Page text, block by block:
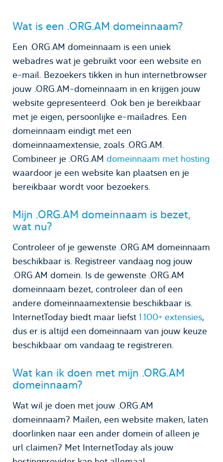
Wat is een .ORG.AM domeinnaam?
Een .ORG.AM domeinnaam is een uniek
webadres wat je gebruikt voor een website en
e-mail. Bezoekers tikken in hun internetbrowser
jouw .ORG.AM-domeinnaam in en krijgen jouw
website gepresenteerd. Ook ben je bereikbaar
met je eigen, persoonlijke e-mailadres. Een
domeinnaam eindigt met een
domeinnaamextensie, zoals .ORG.AM.
Combineer je .ORG.AM domeinnaam met hosting
waardoor je een website kan plaatsen en je
bereikbaar wordt voor bezoekers.
Mijn .ORG.AM domeinnaam is bezet,
wat nu?
Controleer of je gewenste .ORG.AM domeinnaam
beschikbaar is. Registreer vandaag nog jouw
.ORG.AM domein. Is de gewenste .ORG.AM
domeinnaam bezet, controleer dan of een
andere domeinnaamextensie beschikbaar is.
InternetToday biedt maar liefst 1.100+ extensies,
dus er is altijd een domeinnaam van jouw keuze
beschikbaar om vandaag te registreren.
Wat kan ik doen met mijn .ORG.AM
domeinnaam?
Wat wil je doen met jouw .ORG.AM
domeinnaam? Mailen, een website maken, laten
doorlinken naar een ander domein of alleen je
url claimen? Met InternetToday als jouw